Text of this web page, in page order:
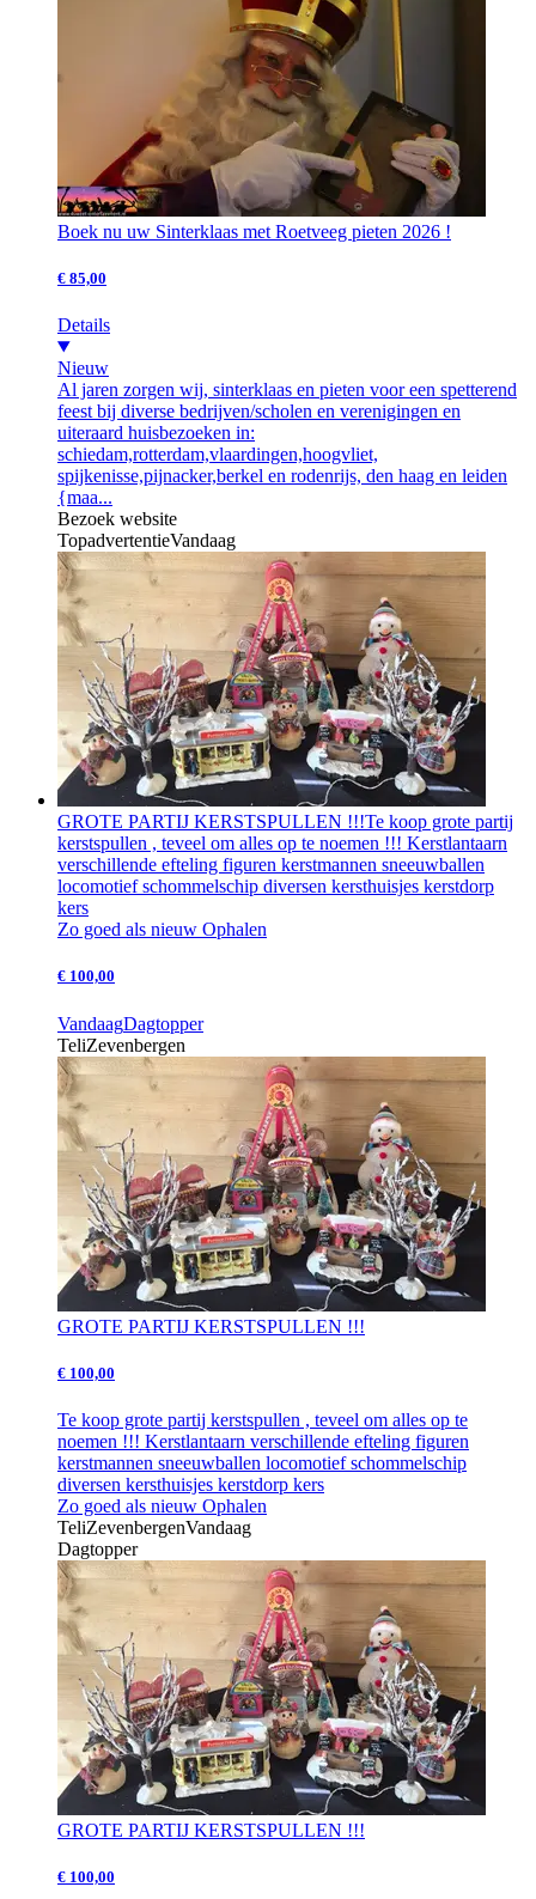
Boek nu uw Sinterklaas met Roetveeg pieten 2026 !
€ 85,00
Details
Nieuw
Al jaren zorgen wij, sinterklaas en pieten voor een spetterend
feest bij diverse bedrijven/scholen en verenigingen en
uiteraard huisbezoeken in:
schiedam,rotterdam,vlaardingen,hoogvliet,
spijkenisse,pijnacker,berkel en rodenrijs, den haag en leiden
{maa...
Bezoek website
TopadvertentieVandaag
GROTE PARTIJ KERSTSPULLEN !!!Te koop grote partij
kerstspullen , teveel om alles op te noemen !!! Kerstlantaarn
verschillende efteling figuren kerstmannen sneeuwballen
locomotief schommelschip diversen kersthuisjes kerstdorp
kers
Zo goed als nieuw Ophalen
€ 100,00
VandaagDagtopper
TeliZevenbergen
GROTE PARTIJ KERSTSPULLEN !!!
€ 100,00
Te koop grote partij kerstspullen , teveel om alles op te
noemen !!! Kerstlantaarn verschillende efteling figuren
kerstmannen sneeuwballen locomotief schommelschip
diversen kersthuisjes kerstdorp kers
Zo goed als nieuw Ophalen
TeliZevenbergenVandaag
Dagtopper
GROTE PARTIJ KERSTSPULLEN !!!
€ 100,00